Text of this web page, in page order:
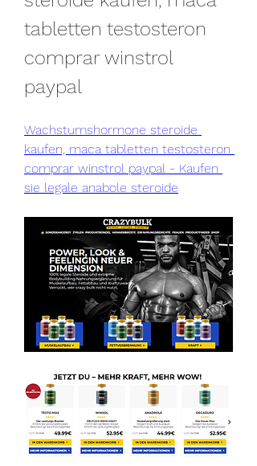
tabletten testosteron
comprar winstrol
paypal
Wachstumshormone steroide
kaufen, maca tabletten testosteron
comprar winstrol paypal - Kaufen
sie legale anabole steroide